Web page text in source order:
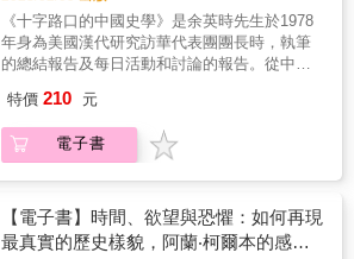
教，由此而生頻繁衝突，民間乃至於清廷難掩
排外情緒。 庚子拳亂爆發，為洋行、傳教士工
作的華人譯者是中國的叛徒？居中調解者？ 還
是外國人的救星？又有多少人因翻譯工作而血
灑戰場？ ㊙希特勒曾不斷拉攏西班牙獨裁者佛
搪塞，不正面回應。 直到戰敗，納粹都沒得到
西班牙正式表態入夥。西－德語譯者從未給希
特勒希望， 但佛朗哥實際立場為何、說過哪些
牙始終與納粹保持一定的距離？ 💣古巴飛彈危
機期間，美國的戰略描述字眼採用「隔離」
作者暨資深口、筆譯者安娜．艾斯蘭揚， 要帶
領讀者一窺往往藏於幕後、低調運行的「譯世
界」，也看翻譯工作是如何影響全人類與全世
英雄主義的領袖人物，又或者一般大眾與「非
我族類」溝通的日常需求── 全球各地口、筆譯
者會為各色背景的案主效力。這些中間人的話
《波茨坦宣言》要求投降的最後通牒，日本首
相鈴木貫太郎本意可能為「不予置評」， 翻譯
《十字路口的中國史學》是余英時先生於1978
年身為美國漢代研究訪華代表團團長時，執筆
的總結報告及每日活動和討論的報告。從中我
當時史學界思想解放運動的基本情況。這些報
告對研究中美文化交流，也具有重要的史料價
值。
特價 210 元
電子書
【電子書】時間、欲望與恐懼：如何再現
最真實的歷史樣貌，阿蘭‧柯爾本的感官